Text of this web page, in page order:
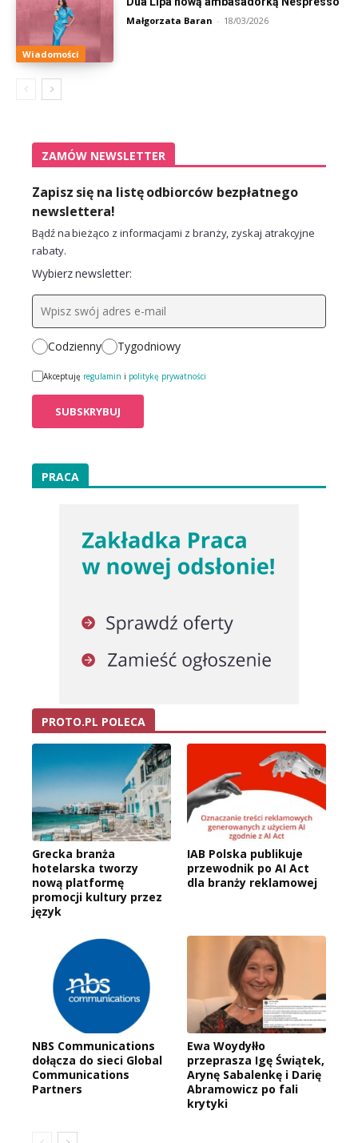
Wiadomości
Małgorzata Baran - 18/03/2026
ZAMÓW NEWSLETTER
Zapisz się na listę odbiorców bezpłatnego
newslettera!
Bądź na bieżąco z informacjami z branży, zyskaj atrakcyjne
rabaty.
Wybierz newsletter:
Codzienny Tygodniowy
Akceptuję regulamin i politykę prywatności
PRACA
PROTO.PL POLECA
Grecka branża
hotelarska tworzy
nową platformę
promocji kultury przez
język
IAB Polska publikuje
przewodnik po AI Act
dla branży reklamowej
NBS Communications
dołącza do sieci Global
Communications
Partners
Ewa Woydyłło
przeprasza Igę Świątek,
Arynę Sabalenkę i Darię
Abramowicz po fali
krytyki